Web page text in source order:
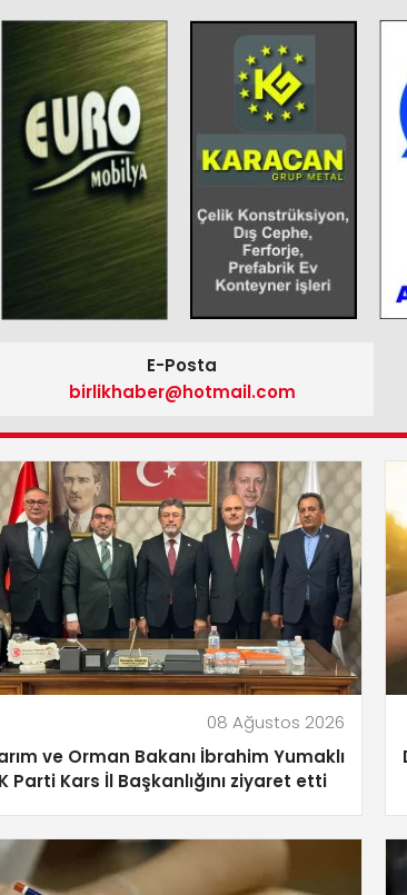
E-Posta
birlikhaber@hotmail.com
08 Ağustos 2026
ve Orman Bakanı İbrahim Yumaklı
Parti Kars İl Başkanlığını ziyaret etti